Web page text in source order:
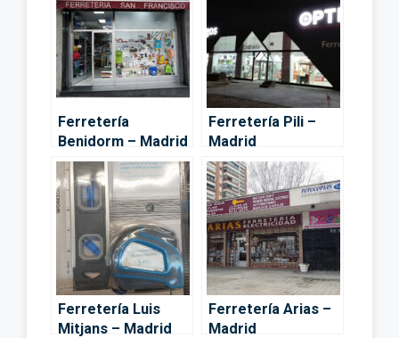
Ferretería
Benidorm – Madrid
Ferretería Pili –
Madrid
Ferretería Luis
Mitjans – Madrid
Ferretería Arias –
Madrid